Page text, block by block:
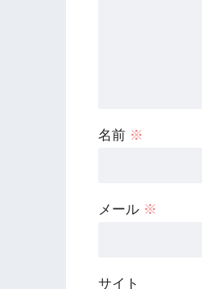
名前 ※
メール ※
サイト